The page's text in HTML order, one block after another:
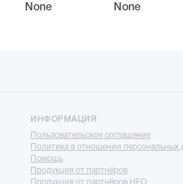
None None
ИНФОРМАЦИЯ
Пользовательское соглашение
Политика в отношении персональных
Помощь
Продукция от партнёров
Продукция от партнёров НЕО